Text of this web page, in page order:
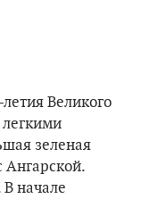
Великого
зеленая
Ангарской.
начале